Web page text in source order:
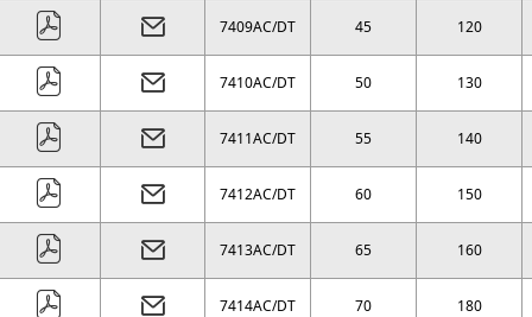
7409AC/DT 45 120
7410AC/DT 50 130
7411AC/DT 55 140
7412AC/DT 60 150
7413AC/DT 65 160
7414AC/DT 70 180